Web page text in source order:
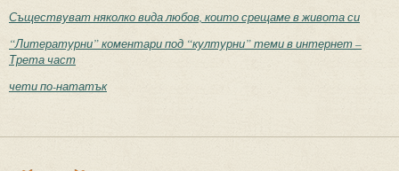
Съществуват няколко вида любов, които срещаме в живота си
“Литературни” коментари под “културни” теми в интернет –
Трета част
чети по-нататък